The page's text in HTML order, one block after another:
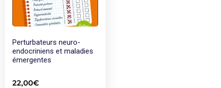
Perturbateurs neuro-
endocriniens et maladies
émergentes
22,00€